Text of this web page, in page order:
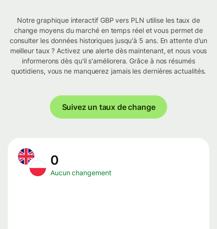
Notre graphique interactif GBP vers PLN utilise les taux de
change moyens du marché en temps réel et vous permet de
consulter les données historiques jusqu'à 5 ans. En attente d'un
meilleur taux ? Activez une alerte dès maintenant, et nous vous
informerons dès qu'il s'améliorera. Grâce à nos résumés
quotidiens, vous ne manquerez jamais les dernières actualités.
Suivez un taux de change
0
Aucun changement